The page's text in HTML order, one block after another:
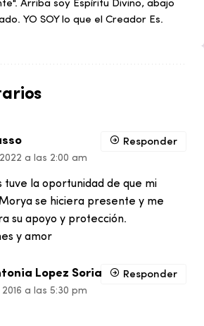
Arriba soy Espíritu Divino, abajo
YO SOY lo que el Creador Es.
a las 2:00 am
tuve la oportunidad de que mi
se hiciera presente y me
su apoyo y protección.
y amor
Responder
Lopez Soria
a las 5:30 pm
Responder